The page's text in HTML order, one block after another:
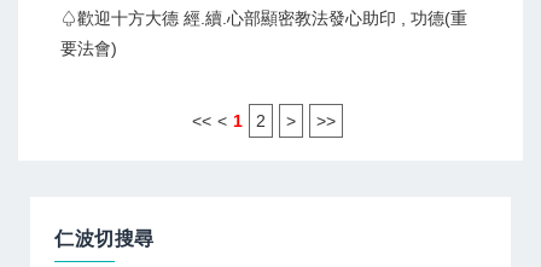
♤歡迎十方大德 經.續.心部顯密教法發心助印 , 功德(重
要法會)
<< < 1 2 > >>
仁波切搜尋